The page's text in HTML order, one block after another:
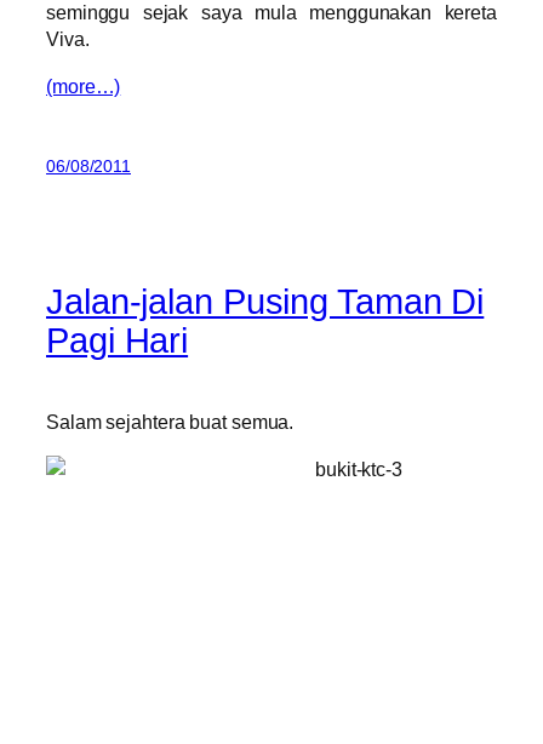
seminggu sejak saya mula menggunakan kereta
Viva.
(more…)
06/08/2011
Jalan-jalan Pusing Taman Di
Pagi Hari
Salam sejahtera buat semua.